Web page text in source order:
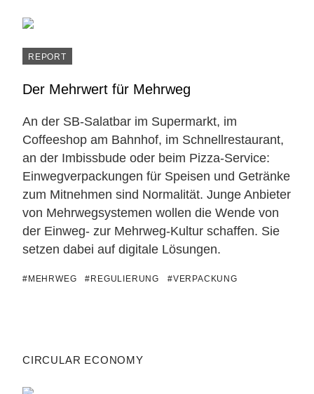
REPORT
Der Mehrwert für Mehrweg
An der SB-Salatbar im Supermarkt, im
Coffeeshop am Bahnhof, im Schnellrestaurant,
an der Imbissbude oder beim Pizza-Service:
Einwegverpackungen für Speisen und Getränke
zum Mitnehmen sind Normalität. Junge Anbieter
von Mehrwegsystemen wollen die Wende von
der Einweg- zur Mehrweg-Kultur schaffen. Sie
setzen dabei auf digitale Lösungen.
#MEHRWEG #REGULIERUNG #VERPACKUNG
CIRCULAR ECONOMY